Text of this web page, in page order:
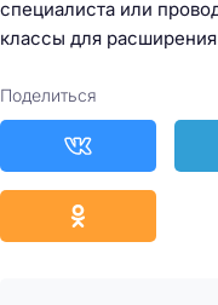
специалиста или
классы для расширения
Поделиться